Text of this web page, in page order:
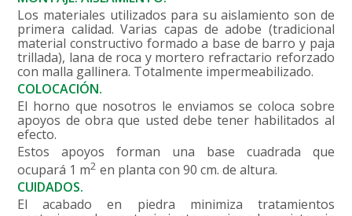
Los materiales utilizados para su aislamiento son de
primera calidad. Varias capas de adobe (tradicional
material constructivo formado a base de barro y paja
trillada), lana de roca y mortero refractario reforzado
con malla gallinera. Totalmente impermeabilizado.
COLOCACIÓN.
El horno que nosotros le enviamos se coloca sobre
apoyos de obra que usted debe tener habilitados al
efecto.
Estos apoyos forman una base cuadrada que
ocupará 1 m2 en planta con 90 cm. de altura.
CUIDADOS.
El acabado en piedra minimiza tratamientos